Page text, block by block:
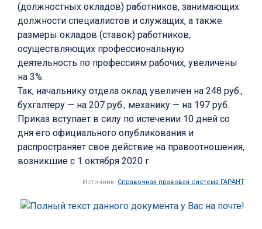
(должностных окладов) работников, занимающих
должности специалистов и служащих, а также
размеры окладов (ставок) работников,
осуществляющих профессиональную
деятельность по профессиям рабочих, увеличены
на 3%.
Так, начальнику отдела оклад увеличен на 248 руб.,
бухгалтеру — на 207 руб., механику — на 197 руб.
Приказ вступает в силу по истечении 10 дней со
дня его официального опубликования и
распространяет свое действие на правоотношения,
возникшие с 1 октября 2020 г.
Источник: Справочная правовая система ГАРАНТ